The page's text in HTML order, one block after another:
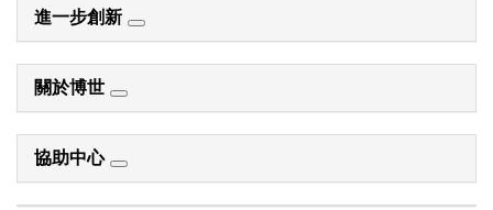
進一步創新
關於博世
協助中心